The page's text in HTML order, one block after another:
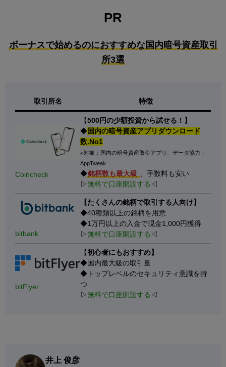
PR
ボーナスで始めるのにおすすめな国内暗号資産取引
所3選
取引所名 特徴
Coincheck
【500円の少額投資から試せる！】
◆国内の暗号資産アプリダウンロード
数.No1
※対象：国内の暗号資産取引アプリ、データ協力：
AppTweak
◆銘柄数も最大級 、手数料も安い
▷無料で口座開設する ◁
bitbank
【たくさんの銘柄で取引する人向け】
◆40種類以上の銘柄を用意
◆1万円以上の入金で現金1,000円獲得
▷無料で口座開設する ◁
bitFlyer
【初心者にもおすすめ】
◆国内最大級の取引量
◆トップレベルのセキュリティ意識を持
つ
▷無料で口座開設する ◁
井上 俊彦